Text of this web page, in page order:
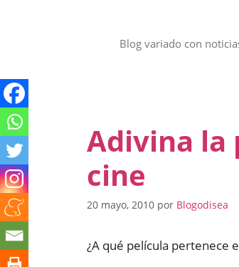
Blog variado con
Adivina la
cine
20 mayo, 2010 por Blogodisea
¿A qué película pertenece